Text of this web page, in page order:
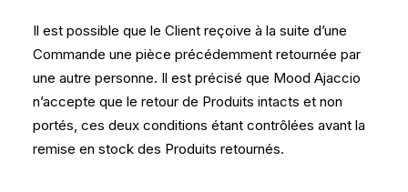
Il est possible que le Client reçoive à la suite d’une
Commande une pièce précédemment retournée par
une autre personne. Il est précisé que Mood Ajaccio
n’accepte que le retour de Produits intacts et non
portés, ces deux conditions étant contrôlées avant la
remise en stock des Produits retournés.